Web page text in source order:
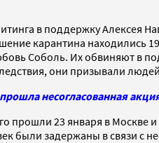
в поддержку Алексея
карантина находились
Соболь. Их обвиняют в
они призывали
несогласованная
прошли 23 января в
были задержаны в связи с